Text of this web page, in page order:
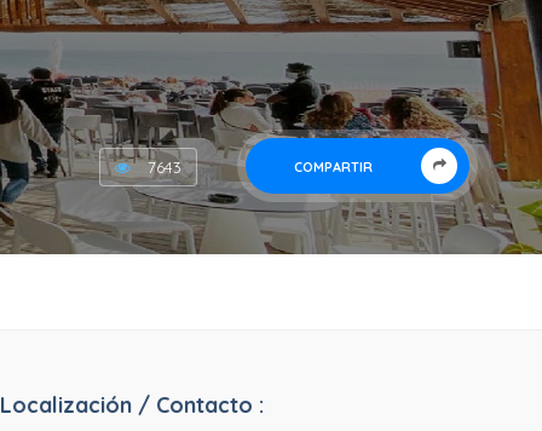
COMPARTIR
7643
Localización / Contacto :